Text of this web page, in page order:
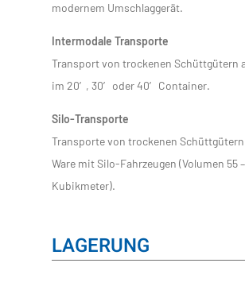
modernem Umschlaggerät.
Intermodale Transporte
Transport von trockenen Schüttgütern
im 20′, 30′ oder 40′ Container.
Silo-Transporte
Transporte von trockenen Schüttgütern
Ware mit Silo-Fahrzeugen (Volumen 55
Kubikmeter).
LAGERUNG